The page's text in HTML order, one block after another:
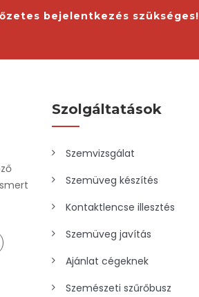
bejelentkezés szükséges!
Szolgáltatások
Szemvizsgálat
Szemüveg készítés
Kontaktlencse illesztés
Szemüveg javítás
Ajánlat cégeknek
Szemészeti szűrőbusz